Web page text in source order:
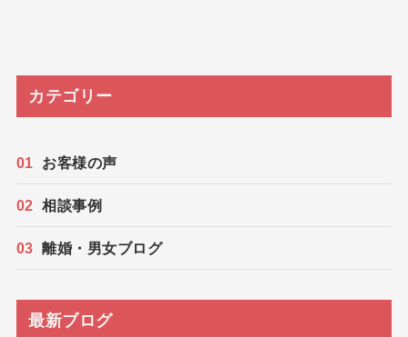
カテゴリー
お客様の声
相談事例
離婚・男女ブログ
最新ブログ